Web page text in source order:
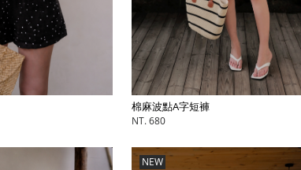
棉麻波點A字短褲
NT. 680
NEW